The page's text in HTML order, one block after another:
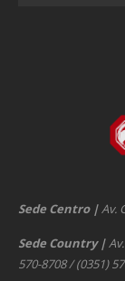
Sede Centro |Av.
Sede Country |
570-8708 / (0351)